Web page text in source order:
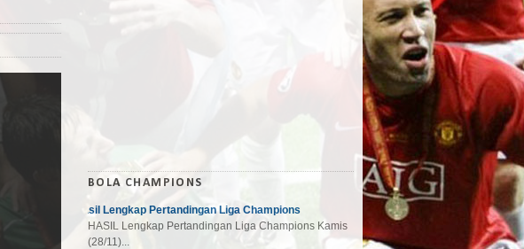
BOLA CHAMPIONS
Hasil Lengkap Pertandingan Liga Champions
HASIL Lengkap Pertandingan Liga Champions Kamis
(28/11)...